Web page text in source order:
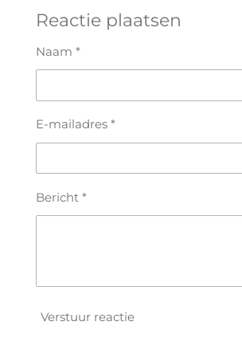
e
n
l
e
e
n
Reactie plaatsen
Naam *
E-mailadres *
Bericht *
Verstuur reactie